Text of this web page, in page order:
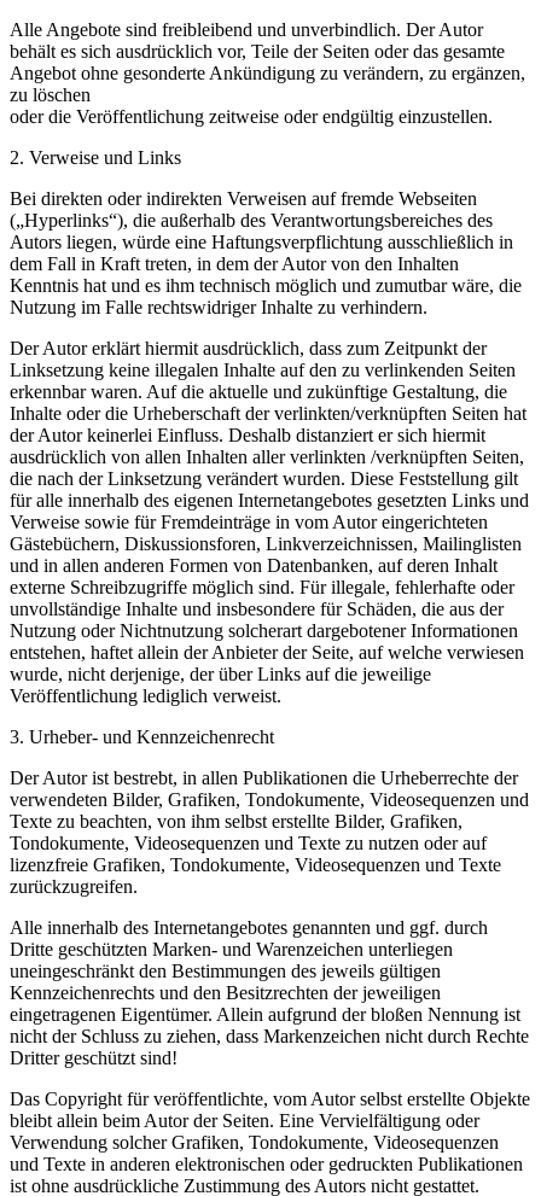
Alle Angebote sind freibleibend und unverbindlich. Der Autor
behält es sich ausdrücklich vor, Teile der Seiten oder das gesamte
Angebot ohne gesonderte Ankündigung zu verändern, zu ergänzen,
zu löschen
oder die Veröffentlichung zeitweise oder endgültig einzustellen.
2. Verweise und Links
Bei direkten oder indirekten Verweisen auf fremde Webseiten
(„Hyperlinks“), die außerhalb des Verantwortungsbereiches des
Autors liegen, würde eine Haftungsverpflichtung ausschließlich in
dem Fall in Kraft treten, in dem der Autor von den Inhalten
Kenntnis hat und es ihm technisch möglich und zumutbar wäre, die
Nutzung im Falle rechtswidriger Inhalte zu verhindern.
Der Autor erklärt hiermit ausdrücklich, dass zum Zeitpunkt der
Linksetzung keine illegalen Inhalte auf den zu verlinkenden Seiten
erkennbar waren. Auf die aktuelle und zukünftige Gestaltung, die
Inhalte oder die Urheberschaft der verlinkten/verknüpften Seiten hat
der Autor keinerlei Einfluss. Deshalb distanziert er sich hiermit
ausdrücklich von allen Inhalten aller verlinkten /verknüpften Seiten,
die nach der Linksetzung verändert wurden. Diese Feststellung gilt
für alle innerhalb des eigenen Internetangebotes gesetzten Links und
Verweise sowie für Fremdeinträge in vom Autor eingerichteten
Gästebüchern, Diskussionsforen, Linkverzeichnissen, Mailinglisten
und in allen anderen Formen von Datenbanken, auf deren Inhalt
externe Schreibzugriffe möglich sind. Für illegale, fehlerhafte oder
unvollständige Inhalte und insbesondere für Schäden, die aus der
Nutzung oder Nichtnutzung solcherart dargebotener Informationen
entstehen, haftet allein der Anbieter der Seite, auf welche verwiesen
wurde, nicht derjenige, der über Links auf die jeweilige
Veröffentlichung lediglich verweist.
3. Urheber- und Kennzeichenrecht
Der Autor ist bestrebt, in allen Publikationen die Urheberrechte der
verwendeten Bilder, Grafiken, Tondokumente, Videosequenzen und
Texte zu beachten, von ihm selbst erstellte Bilder, Grafiken,
Tondokumente, Videosequenzen und Texte zu nutzen oder auf
lizenzfreie Grafiken, Tondokumente, Videosequenzen und Texte
zurückzugreifen.
Alle innerhalb des Internetangebotes genannten und ggf. durch
Dritte geschützten Marken- und Warenzeichen unterliegen
uneingeschränkt den Bestimmungen des jeweils gültigen
Kennzeichenrechts und den Besitzrechten der jeweiligen
eingetragenen Eigentümer. Allein aufgrund der bloßen Nennung ist
nicht der Schluss zu ziehen, dass Markenzeichen nicht durch Rechte
Dritter geschützt sind!
Das Copyright für veröffentlichte, vom Autor selbst erstellte Objekte
bleibt allein beim Autor der Seiten. Eine Vervielfältigung oder
Verwendung solcher Grafiken, Tondokumente, Videosequenzen
und Texte in anderen elektronischen oder gedruckten Publikationen
ist ohne ausdrückliche Zustimmung des Autors nicht gestattet.